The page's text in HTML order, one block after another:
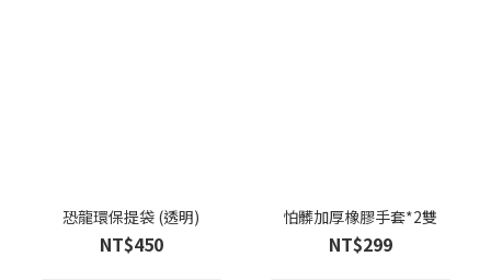
恐龍環保提袋 (透明)
NT$450
怕髒加厚橡膠手套*2雙
NT$299